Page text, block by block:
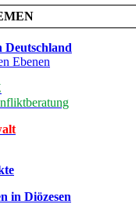
Deutschland
Ebenen
in Diözesen